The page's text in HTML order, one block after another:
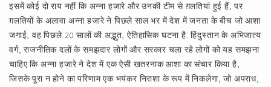
इसमें कोई दो राय नहीं कि अन्ना हजारे और उनकी टीम से ग़लतियां हुई हैं, पर
ग़लतियों के अलावा अन्ना हजारे ने पिछले साल भर में देश में जनता के बीच जो आशा
जगाई, वह पिछले 20 सालों की अद्भुत, ऐतिहासिक घटना है. हिंदुस्तान के अभिजात्य
वर्ग, राजनीतिक दलों के समझदार लोगों और सरकार चला रहे लोगों को यह समझना
चाहिए कि अन्ना हजारे ने देश में एक ऐसी खतरनाक आशा का संचार किया है,
जिसके पूरा न होने का परिणाम एक भयंकर निराशा के रूप में निकलेगा, जो अपराध,